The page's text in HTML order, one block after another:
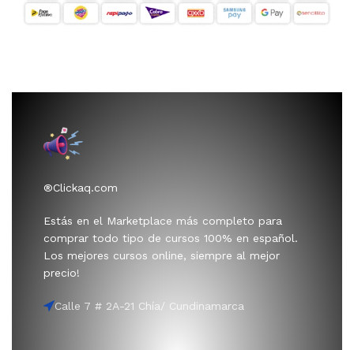
®Clickaq.com
Estás en el Marketplace más completo para
comprar todo tipo de cursos 100% en español.
Los mejores cursos online, siempre al mejor
precio!
Calle 7 # 2A-21 Chía/ Cundinamarca